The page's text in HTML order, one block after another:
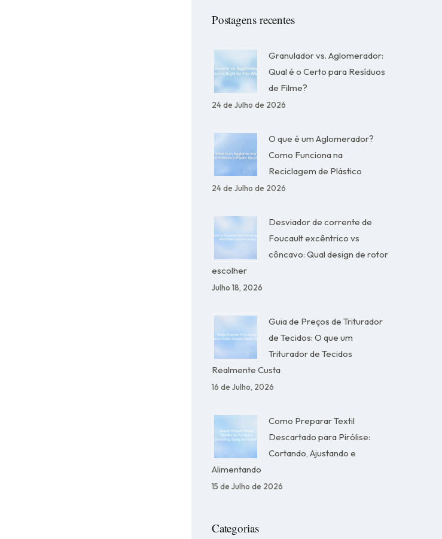
Postagens recentes
Granulador vs. Aglomerador:
Qual é o Certo para Resíduos
de Filme?
24 de Julho de 2026
O que é um Aglomerador?
Como Funciona na
Reciclagem de Plástico
24 de Julho de 2026
Desviador de corrente de
Foucault excêntrico vs
côncavo: Qual design de rotor
escolher
Julho 18, 2026
Guia de Preços de Triturador
de Tecidos: O que um
Triturador de Tecidos
Realmente Custa
16 de Julho, 2026
Como Preparar Textil
Descartado para Pirólise:
Cortando, Ajustando e
Alimentando
15 de Julho de 2026
Categorias